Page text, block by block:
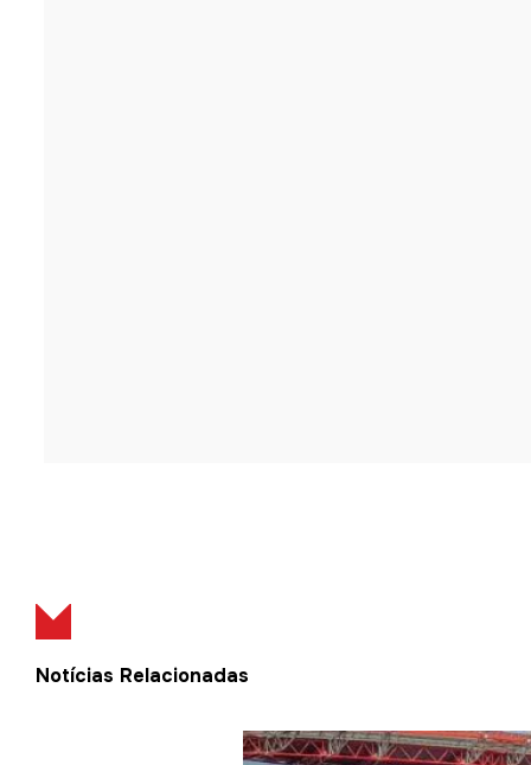
Notícias Relacionadas